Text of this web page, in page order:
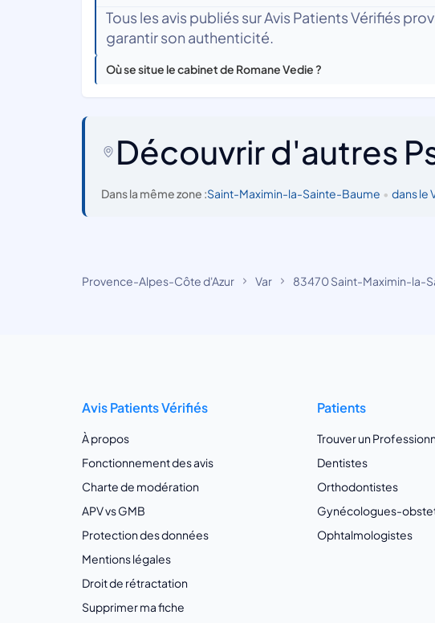
Tous les avis publiés sur Avis Patients Vérifiés
garantir son authenticité.
Où se situe le cabinet de Romane Vedie ?
Découvrir d'autres
Dans la même zone :Saint-Maximin-la-Sainte-Baume • dans le
Provence-Alpes-Côte d'Azur Var 83470 Saint-Maximin-la-
Avis Patients Vérifiés
À propos
Fonctionnement des avis
Charte de modération
APV vs GMB
Protection des données
Mentions légales
Droit de rétractation
Supprimer ma fiche
Patients
Trouver un
Dentistes
Orthodontistes
Gynécologues-
Ophtalmologistes